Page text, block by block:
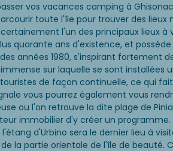
vos vacances camping à
toute l'île pour trouver des
l'un des principaux lieux
quarante ans d'existence, et
années 1980, s'inspirant fortement
sur laquelle se sont
de façon continuelle, ce qui
vous pourrez également vous
ou l'on retrouve la dite plage de
immobilier d'y créer un
l'étang d'Urbino sera le dernier lieu à
la partie orientale de l'île de beauté.